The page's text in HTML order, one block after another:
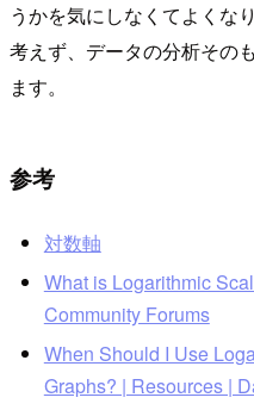
うかを気にしなくてよくな
考えず、データの分析その
ます。
参考
対数軸
What is Logarithmic
Community Forums
When Should I Use
Graphs? | Resources |